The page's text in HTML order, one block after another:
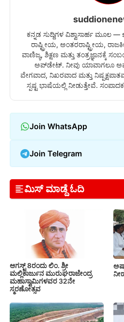
ಕನ್ನಡ ಸುದ್ದಿಗಳ ವಿಶ್ವಾಸಾರ್ಹ ಮೂಲ —
ರಾಷ್ಟ್ರೀಯ, ಅಂತರರಾಷ್ಟ್ರೀಯ,
ವಾಣಿಜ್ಯ, ಶಿಕ್ಷಣ ಮತ್ತು ತಂತ್ರಜ್ಞಾನಕ್ಕೆ
ಅಪ್‌ಡೇಟ್. ನೀವು ಯಾವಾಗಲೂ
ವೇಗವಾದ, ನಿಖರವಾದ ಮತ್ತು
ಸ್ಪಷ್ಟ ಭಾಷೆಯಲ್ಲಿ ನೀಡುತ್ತೇವೆ.
Join WhatsApp
Join Telegram
ಮಿಸ್ ಮಾಡ್ದೆ ಓದಿ
ಆಗಸ್ಟ್ 8ರಂದು ಲಿಂ. ಶ್ರೀ
ಮಲ್ಲಿಕಾರ್ಜುನ ಮುರುಘರಾಜೇಂದ್ರ
ಮಹಾಸ್ವಾಮಿಗಳವರ 32ನೇ
ಸ್ಮರಣೋತ್ಸವ